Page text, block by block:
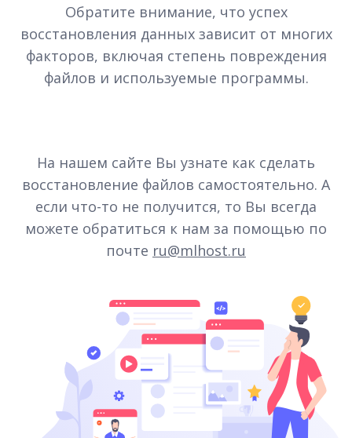
Обратите внимание, что успех
восстановления данных зависит от многих
факторов, включая степень повреждения
файлов и используемые программы.
На нашем сайте Вы узнате как сделать
восстановление файлов самостоятельно. А
если что-то не получится, то Вы всегда
можете обратиться к нам за помощью по
почте ru@mlhost.ru